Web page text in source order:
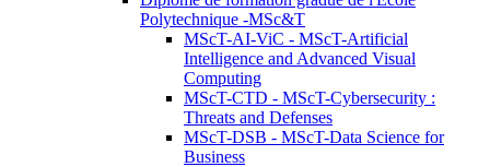
Polytechnique -MSc&T
MScT-AI-ViC - MScT-Artificial
Intelligence and Advanced Visual
Computing
MScT-CTD - MScT-Cybersecurity :
Threats and Defenses
MScT-DSB - MScT-Data Science for
Business